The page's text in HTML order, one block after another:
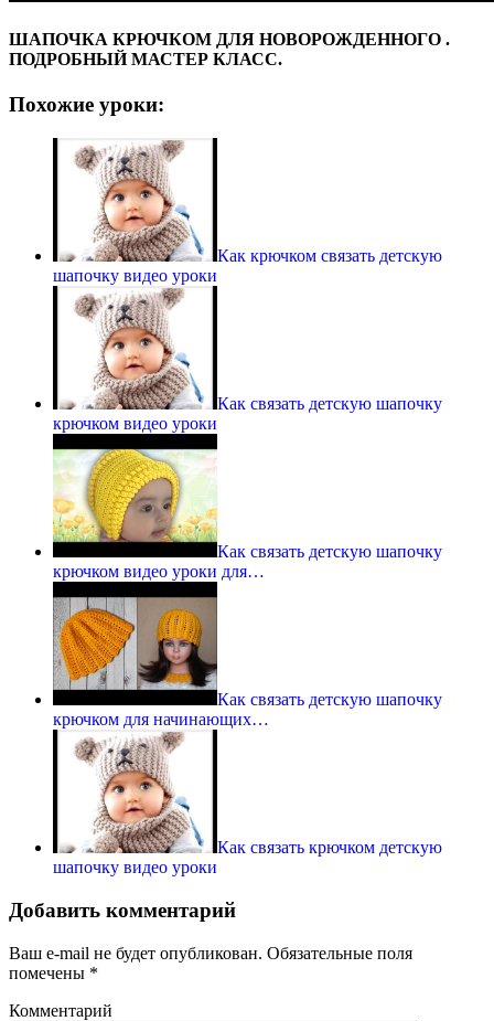
ШАПОЧКА КРЮЧКОМ ДЛЯ НОВОРОЖДЕННОГО .
ПОДРОБНЫЙ МАСТЕР КЛАСС.
Похожие уроки:
Как крючком связать детскую
шапочку видео уроки
Как связать детскую шапочку
крючком видео уроки
Как связать детскую шапочку
крючком видео уроки для…
Как связать детскую шапочку
крючком для начинающих…
Как связать крючком детскую
шапочку видео уроки
Добавить комментарий
Ваш e-mail не будет опубликован. Обязательные поля
помечены *
Комментарий